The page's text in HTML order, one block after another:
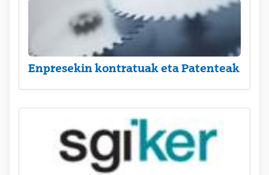
Enpresekin kontratuak eta Patenteak